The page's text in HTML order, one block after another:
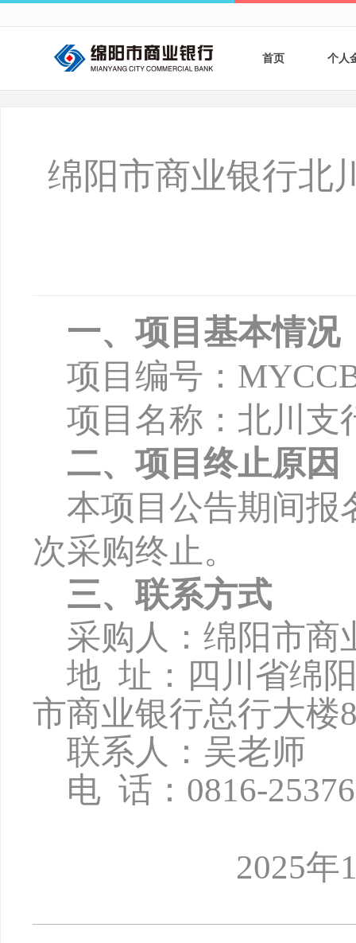
首页 个人
银
绵阳市商业银行北
一、项目基本情况
项目编号：
项目名称：北川支
二、项目终止原因
本项目公告期间报
次采购终止。
三、联系方式
采购人：绵阳市商
地 址：四川省绵
市商业银行总行大楼
联系人：吴老师
电 话： 0816-
2025年